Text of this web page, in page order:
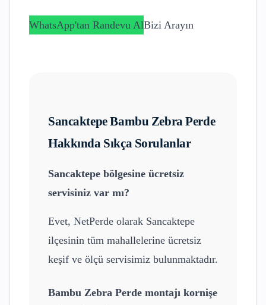
WhatsApp'tan Randevu AlBizi Arayın
SancaktepeBambu Zebra Perde
Hakkında Sıkça Sorulanlar
Sancaktepe bölgesine ücretsiz
servisiniz var mı?
Evet, NetPerde olarak Sancaktepe
ilçesinin tüm mahallelerine ücretsiz
keşif ve ölçü servisimiz bulunmaktadır.
Bambu Zebra Perde montajı kornişe